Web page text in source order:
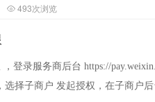
493次浏览
登录服务商后台 https://
选择子商户 发起授权，在子商户